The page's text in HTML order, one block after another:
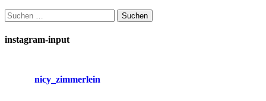
Suchen
nach:
instagram-input
nicy_zimmerlein